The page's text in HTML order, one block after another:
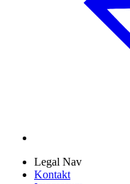
Legal Nav
Kontakt